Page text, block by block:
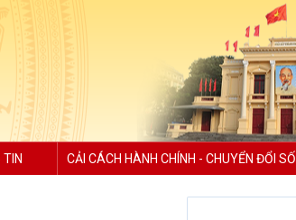
TIN CẢI CÁCH HÀNH CHÍNH - CHUYỂN ĐỔI SỐ